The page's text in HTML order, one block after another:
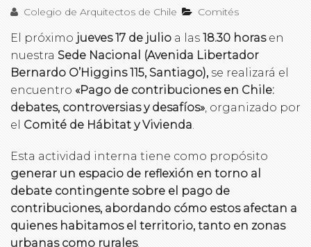
Colegio de Arquitectos de Chile Comités
El próximo jueves 17 de julio a las 18.30 horasen
nuestra Sede Nacional (Avenida Libertador
Bernardo O’Higgins 115, Santiago), se realizará el
encuentro «Pago de contribuciones en Chile:
debates, controversias y desafíos», organizado por
el Comité de Hábitat y Vivienda.
Esta actividad interna tiene como propósito
generar un espacio de reflexión en torno al
debate contingente sobre el pago de
contribuciones, abordando cómo estos afectan a
quienes habitamos el territorio, tanto en zonas
urbanas como rurales.